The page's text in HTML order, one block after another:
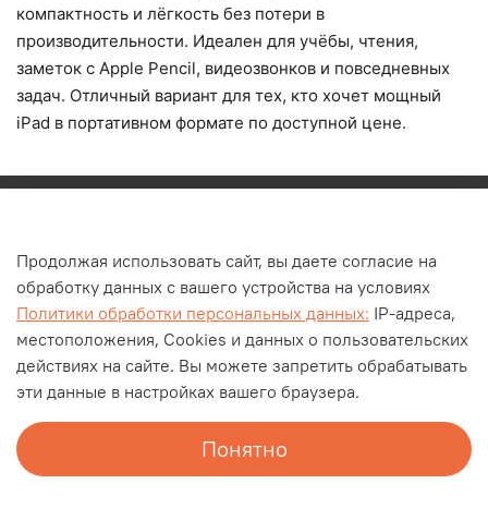
компактность и лёгкость без потери в
производительности. Идеален для учёбы, чтения,
заметок с Apple Pencil, видеозвонков и повседневных
задач. Отличный вариант для тех, кто хочет мощный
iPad в портативном формате по доступной цене.
О компании
Контакты
Оплата и доставка
Личный кабинет
Документы
Продолжая использовать сайт, вы даете согласие на
обработку данных с вашего устройства на условиях
Политики обработки персональных данных: IP-адреса,
местоположения, Cookies и данных о пользовательских
действиях на сайте. Вы можете запретить обрабатывать
эти данные в настройках вашего браузера.
Понятно